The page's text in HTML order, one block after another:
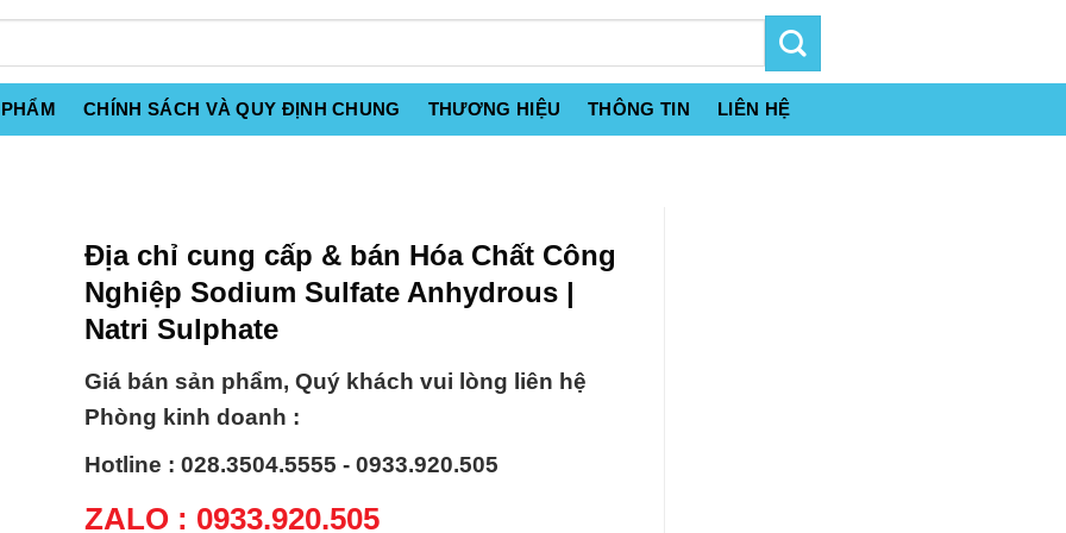
CHÍNH SÁCH VÀ QUY ĐỊNH CHUNG THƯƠNG HIỆU THÔNG TIN LIÊN HỆ
Địa chỉ cung cấp & bán Hóa Chất Công
Nghiệp Sodium Sulfate Anhydrous |
Natri Sulphate
Giá bán sản phẩm, Quý khách vui lòng liên hệ
Phòng kinh doanh :
Hotline : 028.3504.5555 - 0933.920.505
ZALO : 0933.920.505